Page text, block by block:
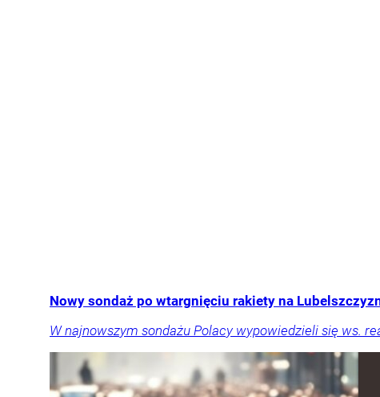
Nowy sondaż po wtargnięciu rakiety na
W najnowszym sondażu Polacy wypowiedzieli się ws.